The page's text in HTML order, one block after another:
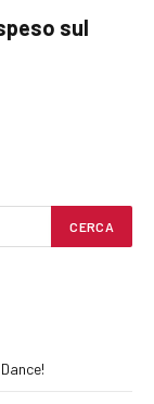
sul